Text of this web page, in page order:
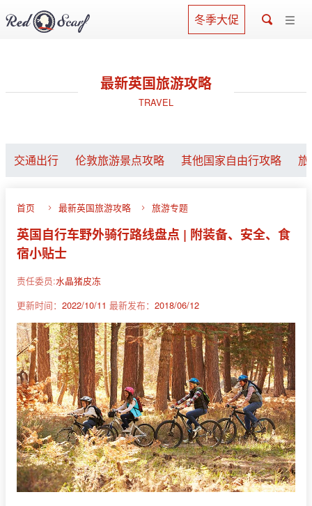
冬季大促
最新英国旅游攻略
TRAVEL
交通出行 伦敦旅游景点攻略 其他国家自由行攻略 旅
首页 最新英国旅游攻略 旅游专题
英国自行车野外骑行路线盘点 | 附装备、安全、食
宿小贴士
责任委员:水晶猪皮冻
更新时间： 2022/10/11 最新发布： 2018/06/12